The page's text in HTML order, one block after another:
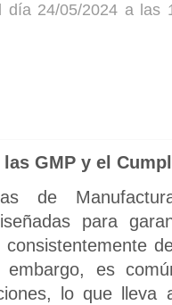
día 24/05/2024 a
GMP y el
de
para
embargo, es
lo que lleva